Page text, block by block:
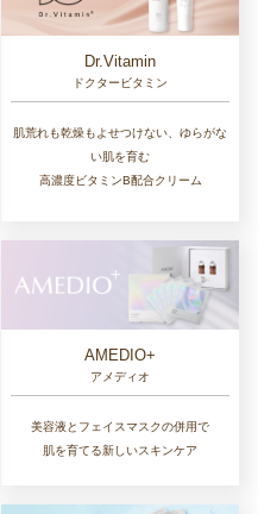
Dr.Vitamin
ドクタービタミン
肌荒れも乾燥もよせつけない、ゆらがな
い肌を育む
高濃度ビタミンB配合クリーム
AMEDIO+
アメディオ
美容液とフェイスマスクの併用で
肌を育てる新しいスキンケア